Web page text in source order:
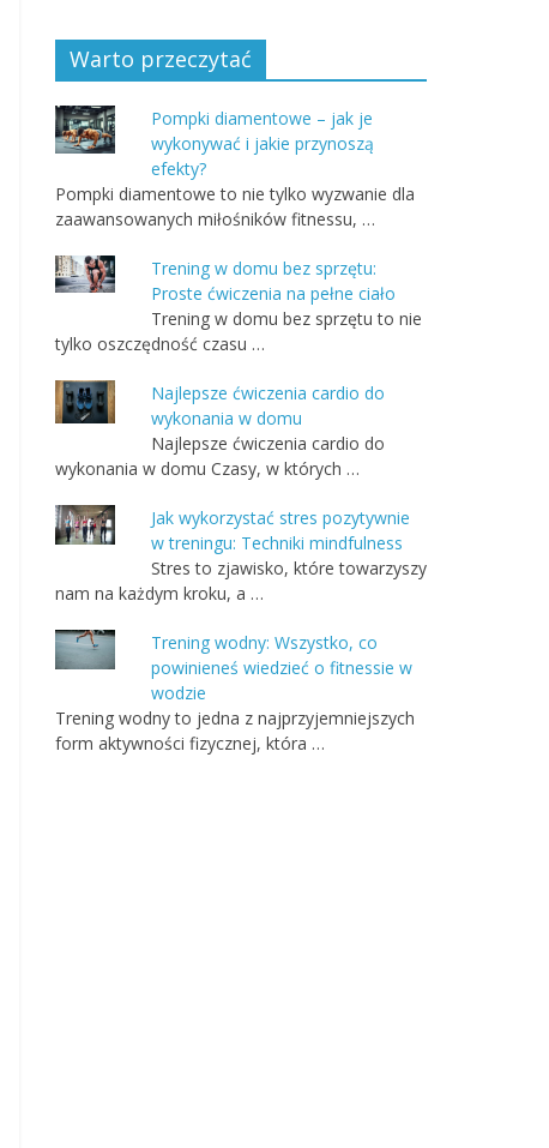
Warto przeczytać
Pompki diamentowe – jak je
wykonywać i jakie przynoszą
efekty?
Pompki diamentowe to nie tylko wyzwanie dla
zaawansowanych miłośników fitnessu, …
Trening w domu bez sprzętu:
Proste ćwiczenia na pełne ciało
Trening w domu bez sprzętu to nie
tylko oszczędność czasu …
Najlepsze ćwiczenia cardio do
wykonania w domu
Najlepsze ćwiczenia cardio do
wykonania w domu Czasy, w których …
Jak wykorzystać stres pozytywnie
w treningu: Techniki mindfulness
Stres to zjawisko, które towarzyszy
nam na każdym kroku, a …
Trening wodny: Wszystko, co
powinieneś wiedzieć o fitnessie w
wodzie
Trening wodny to jedna z najprzyjemniejszych
form aktywności fizycznej, która …